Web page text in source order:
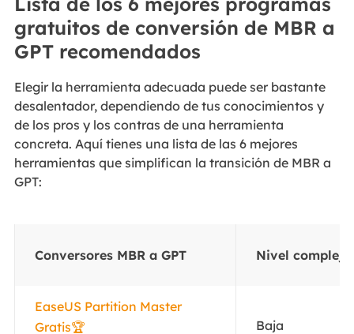
gratuitos de conversión de MBR a
GPT recomendados
Elegir la herramienta adecuada puede ser bastante
desalentador, dependiendo de tus conocimientos y
de los pros y los contras de una herramienta
concreta. Aquí tienes una lista de las 6 mejores
herramientas que simplifican la transición de MBR a
GPT:
Conversores MBR a GPT Nivel complejo
EaseUS Partition Master
Gratis🏆
Baja